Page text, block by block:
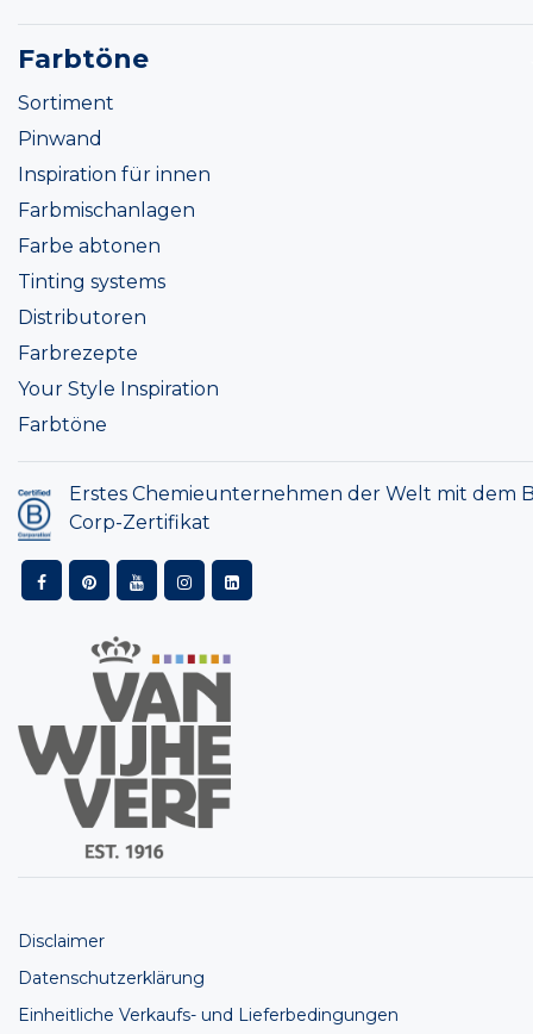
Farbtöne
Sortiment
Pinwand
Inspiration für innen
Farbmischanlagen
Farbe abtonen
Tinting systems
Distributoren
Farbrezepte
Your Style Inspiration
Farbtöne
Erstes Chemieunternehmen der Welt mit dem
Corp-Zertifikat
Disclaimer
Datenschutzerklärung
Einheitliche Verkaufs- und Lieferbedingungen